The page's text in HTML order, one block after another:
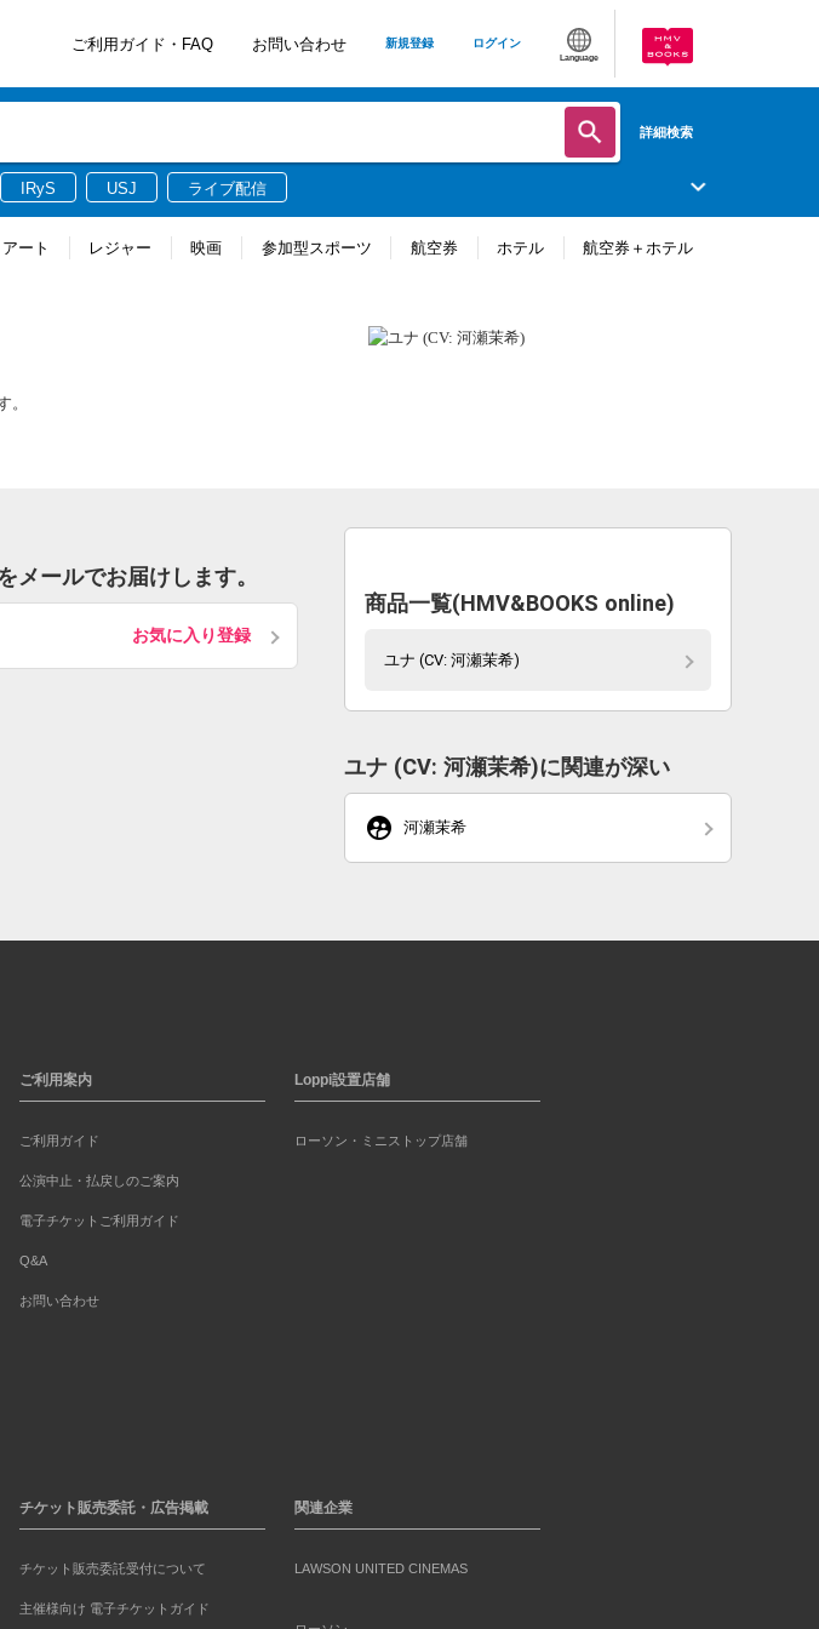
ご利用ガイド・FAQ お問い合わせ 新規登録 ログイン
Language
詳細検索
IRyS USJ ライブ配信
ート レジャー 映画 参加型スポーツ 航空券 ホテル 航空券＋ホテル
。
ールでお届けします。
お気に入り登録
商品一覧(HMV&BOOKS online)
ユナ (CV: 河瀬茉希)
ユナ (CV: 河瀬茉希)に関連が深い
supervised_user_circle 河瀬茉希
ご利用案内
ご利用ガイド
公演中止・払戻しのご案内
電子チケットご利用ガイド
Q&A
お問い合わせ
Loppi設置店舗
ローソン・ミニストップ店舗
チケット販売委託・広告掲載
チケット販売委託受付について
主催様向け 電子チケットガイド
関連企業
LAWSON UNITED CINEMAS